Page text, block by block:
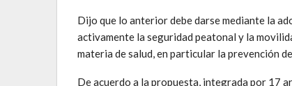
Dijo que lo anterior debe darse mediante la
activamente la seguridad peatonal y la
materia de salud, en particular la prevención
De acuerdo a la propuesta, integrada por 17